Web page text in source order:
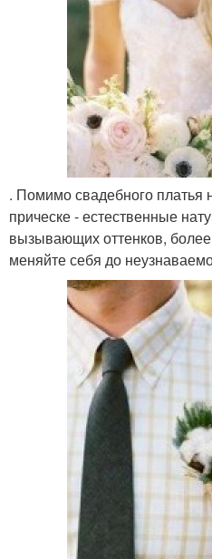
. Помимо свадебного платья
прическе - естественные
вызывающих оттенков,
меняйте себя до